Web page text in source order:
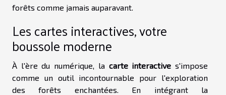
forêts comme jamais auparavant.
Les cartes interactives, votre
boussole moderne
À l'ère du numérique, la carte interactive s'impose
comme un outil incontournable pour l'exploration
des forêts enchantées. En intégrant la